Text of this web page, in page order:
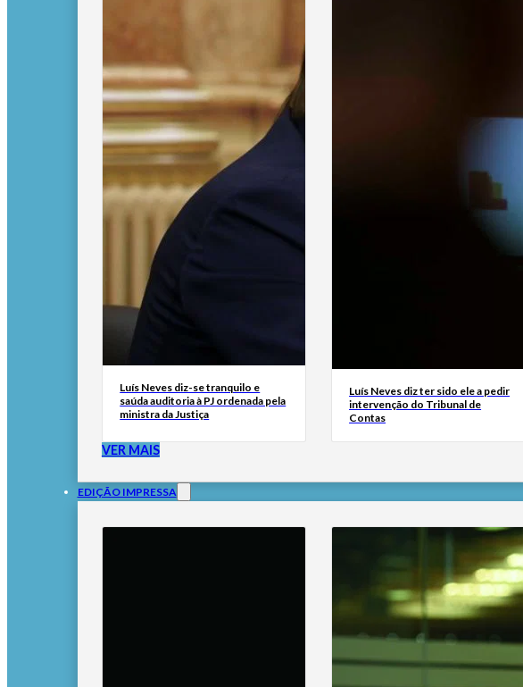
Luís Neves diz-se tranquilo e
saúda auditoria à PJ ordenada pela
ministra da Justiça
Luís Neves diz ter sido ele a pedir
intervenção do Tribunal de
Contas
VER MAIS
EDIÇÃO IMPRESSA